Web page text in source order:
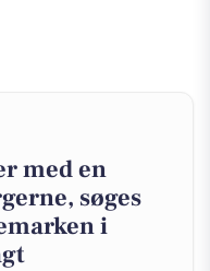
med en
søges
i